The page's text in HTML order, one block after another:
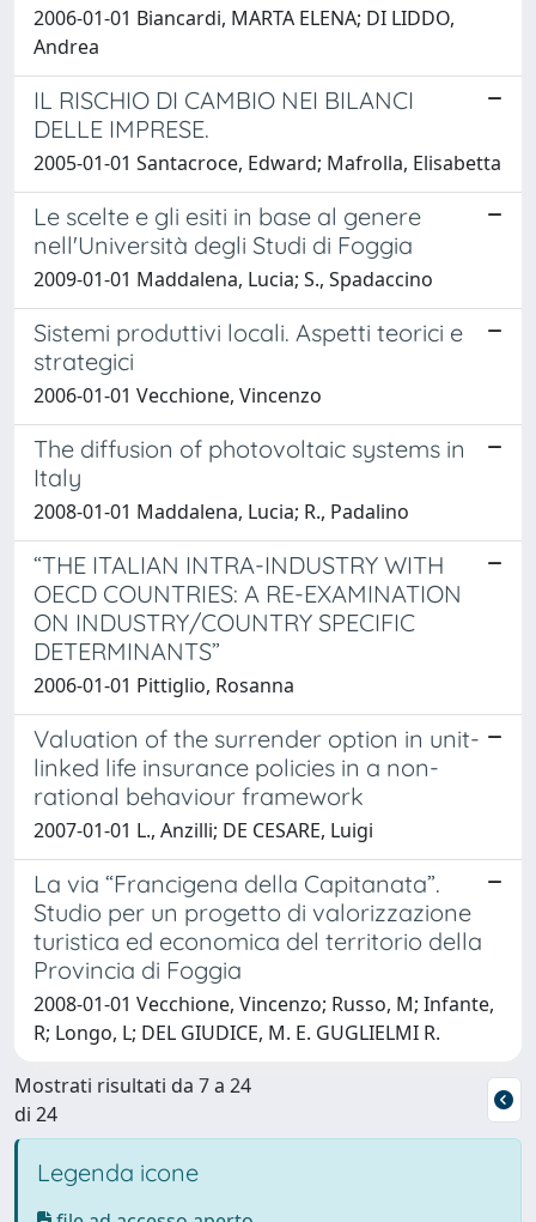
2006-01-01 Biancardi, MARTA ELENA; DI LIDDO,
Andrea
IL RISCHIO DI CAMBIO NEI BILANCI
DELLE IMPRESE.
2005-01-01 Santacroce, Edward; Mafrolla, Elisabetta
Le scelte e gli esiti in base al genere
nell'Università degli Studi di Foggia
2009-01-01 Maddalena, Lucia; S., Spadaccino
Sistemi produttivi locali. Aspetti teorici e
strategici
2006-01-01 Vecchione, Vincenzo
The diffusion of photovoltaic systems in
Italy
2008-01-01 Maddalena, Lucia; R., Padalino
“THE ITALIAN INTRA-INDUSTRY WITH
OECD COUNTRIES: A RE-EXAMINATION
ON INDUSTRY/COUNTRY SPECIFIC
DETERMINANTS”
2006-01-01 Pittiglio, Rosanna
Valuation of the surrender option in unit-
linked life insurance policies in a non-
rational behaviour framework
2007-01-01 L., Anzilli; DE CESARE, Luigi
La via “Francigena della Capitanata”.
Studio per un progetto di valorizzazione
turistica ed economica del territorio della
Provincia di Foggia
2008-01-01 Vecchione, Vincenzo; Russo, M; Infante,
R; Longo, L; DEL GIUDICE, M. E. GUGLIELMI R.
Mostrati risultati da 7 a 24
di 24
Legenda icone